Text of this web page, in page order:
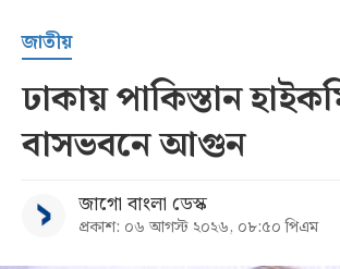
জাতীয়
ঢাকায় পাকিস্তান
বাসভবনে আগুন
জাগো বাংলা ডেস্ক
প্রকাশ: ০৬ আগস্ট ২০২৬, ০৮:৫০ পিএম